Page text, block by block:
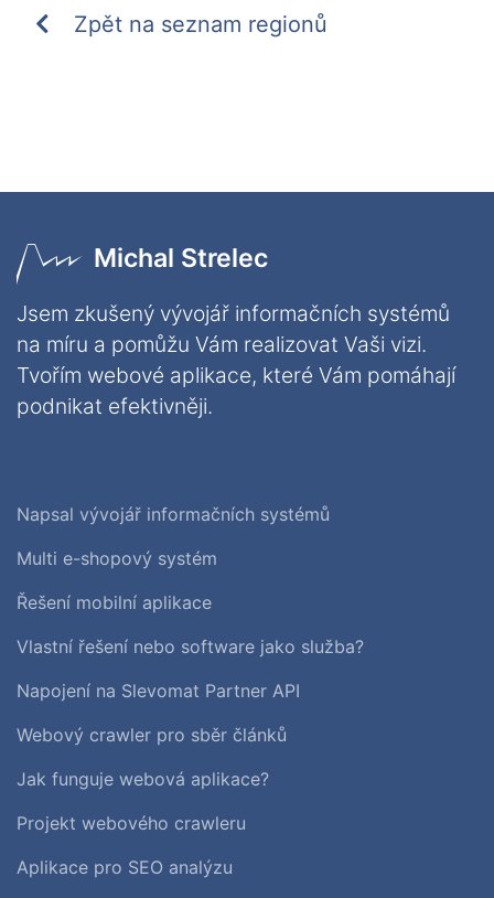
Zpět na seznam regionů
Michal Strelec
Jsem zkušený vývojář informačních systémů
na míru a pomůžu Vám realizovat Vaši vizi.
Tvořím webové aplikace, které Vám pomáhají
podnikat efektivněji.
Napsal vývojář informačních systémů
Multi e-shopový systém
Řešení mobilní aplikace
Vlastní řešení nebo software jako služba?
Napojení na Slevomat Partner API
Webový crawler pro sběr článků
Jak funguje webová aplikace?
Projekt webového crawleru
Aplikace pro SEO analýzu